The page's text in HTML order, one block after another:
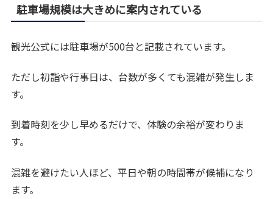
駐車場規模は大きめに案内されている
観光公式には駐車場が500台と記載されています。
ただし初詣や行事日は、台数が多くても混雑が発生しま
す。
到着時刻を少し早めるだけで、体験の余裕が変わりま
す。
混雑を避けたい人ほど、平日や朝の時間帯が候補になり
ます。